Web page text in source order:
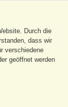
Durch die
dass wir
verschiedene
geöffnet werden